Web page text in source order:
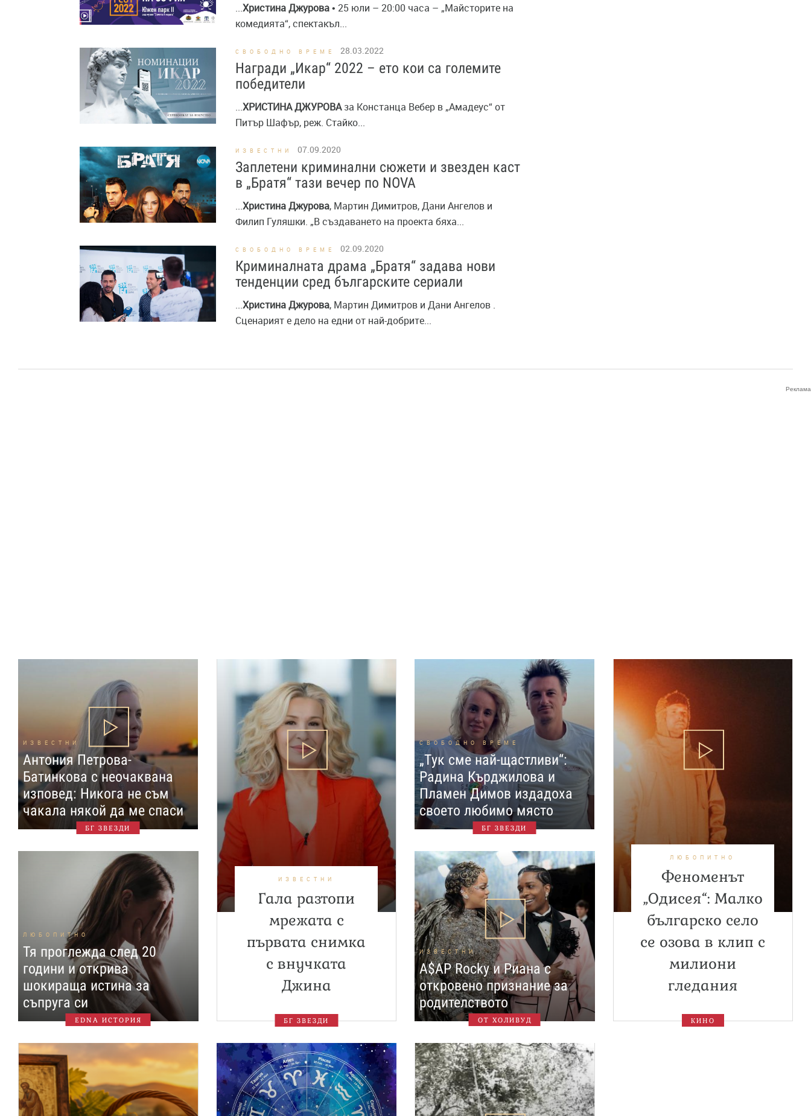
...ХристинаДжурова• 25 юли – 20:00 часа – „Майсторите на
комедията“, спектакъл...
СВОБОДНО ВРЕМЕ 28.03.2022
Награди „Икар“ 2022 – ето кои са големите
победители
...ХРИСТИНАДЖУРОВАза Констанца Вебер в „Амадеус“ от
Питър Шафър, реж. Стайко...
ИЗВЕСТНИ 07.09.2020
Заплетени криминални сюжети и звезден каст
в „Братя“ тази вечер по NOVA
...ХристинаДжурова, Мартин Димитров, Дани Ангелов и
Филип Гуляшки. „В създаването на проекта бяха...
СВОБОДНО ВРЕМЕ 02.09.2020
Криминалната драма „Братя“ задава нови
тенденции сред българските сериали
...ХристинаДжурова, Мартин Димитров и Дани Ангелов .
Сценарият е дело на едни от най-добрите...
ИЗВЕСТНИ
Антония Петрова-
Батинкова с неочаквана
изповед: Никога не съм
чакала някой да ме спаси
БГ ЗВЕЗДИ
ЛЮБОПИТНО
Тя проглежда след 20
години и открива
шокираща истина за
съпруга си
EDNA ИСТОРИЯ
ИЗВЕСТНИ
Гала разтопи
мрежата с
първата снимка
с внучката
Джина
БГ ЗВЕЗДИ
СВОБОДНО ВРЕМЕ
„Тук сме най-щастливи“:
Радина Кърджилова и
Пламен Димов издадоха
своето любимо място
БГ ЗВЕЗДИ
ИЗВЕСТНИ
A$AP Rocky и Риана с
откровено признание за
родителството
ОТ ХОЛИВУД
ЛЮБОПИТНО
Феноменът
„Одисея“: Малко
българско село
се озова в клип с
милиони
гледания
КИНО